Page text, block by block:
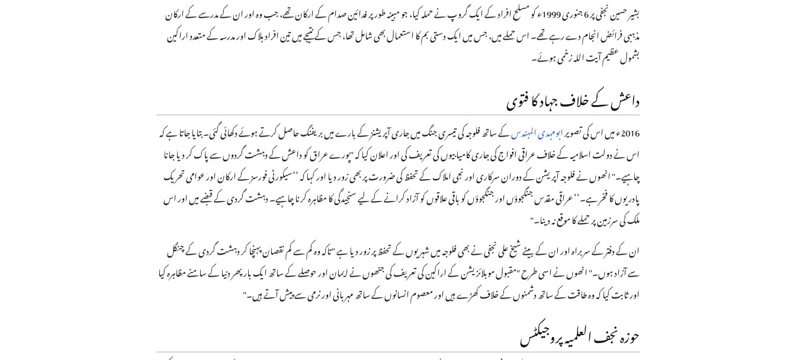
بشیر حسین نجفی پر 6 جنوری 1999ء کو مسلح افراد کے ایک گروپ نے حملہ کیا، جو مبینہ طور پر فدائین صدام کے ارکان تھے، جب وہ اور ان کے مدرسے کے ارکان
مذہبی فرائض انجام دے رہے تھے۔ اس حملے میں، جس میں ایک دستی بم کا استعمال بھی شامل تھا، جس کے نتیجے میں تین افراد ہلاک اور مدرسہ کے متعدد اراکین
بشمول عظیم آیت اللہ زخمی ہوئے۔
داعش کے خلاف جہاد کا فتوی
2016ء میں اس کی تصویر ابومہدی المہندسکے ساتھ فلوجہ کی تیسری جنگ میں جاری آپریشنز کے بارے میں بریفنگ حاصل کرتے ہوئے دکھائی گئی۔ بتایا جاتا ہے کہ
اس نے دولت اسلامیہ کے خلاف عراقی افواج کی جاری کامیابیوں کی تعریف کی اور اعلان کیا کہ "پورے عراق کو داعش کے دہشت گردوں سے پاک کر دیا جانا
چاہیے۔" انھوں نے فلوجہ آپریشن کے دوران سرکاری اور نجی املاک کے تحفظ کی ضرورت پر بھی زور دیا اور کہا کہ ’’سیکورٹی فورسز کے ارکان اور عوامی تحریک
پادریوں کا فخر ہے۔‘‘ عراقی مقدس جنگجوؤں اور جنگجوؤں کو باقی علاقوں کو آزاد کرانے کے لیے سنجیدگی کا مظاہرہ کرنا چاہیے۔ دہشت گردی کے قبضے میں اور اس
ملک کی سرزمین پر حملے کا موقع نہ دینا۔"
ان کے دفتر کے سربراہ اور ان کے بیٹے شیخ علی نجفی نے بھی فلوجہ میں شہریوں کے تحفظ پر زور دیا ہے "تاکہ وہ کم سے کم نقصان پہنچا کر دہشت گردی کے چنگل
سے آزاد ہوں۔" انھوں نے اسی طرح "مقبول موبلائزیشن کے اراکین کی تعریف کی جنھوں نے ایمان اور حوصلے کے ساتھ ایک بار پھر دنیا کے سامنے مظاہرہ کیا
اور ثابت کیا کہ وہ طاقت کے ساتھ دشمنوں کے خلاف کھڑے ہیں اور معصوم انسانوں کے ساتھ مہربانی اور نرمی سے پیش آتے ہیں۔"
حوزہ نجف العلمیہ پروجیکٹس